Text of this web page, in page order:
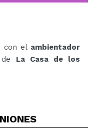
con el ambientador
de La Casa de los
limpio y lleno de
en salones,